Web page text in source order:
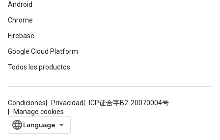
Android
Chrome
Firebase
Google Cloud Platform
Todos los productos
Condiciones Privacidad
ICP证合字B2-20070004号
Manage cookies